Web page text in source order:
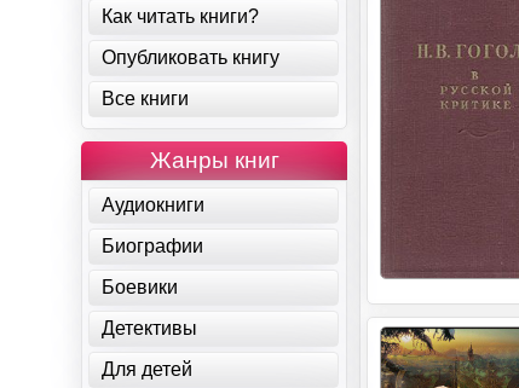
Как читать книги?
Опубликовать книгу
Все книги
Жанры книг
Аудиокниги
Биографии
Боевики
Детективы
Для детей